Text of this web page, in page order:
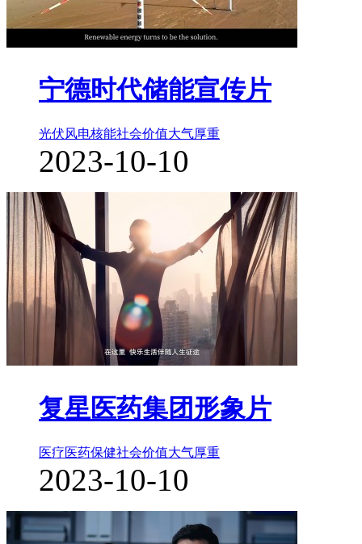
宁德时代储能宣传片
光伏风电核能社会价值大气厚重
2023-10-10
复星医药集团形象片
医疗医药保健社会价值大气厚重
2023-10-10